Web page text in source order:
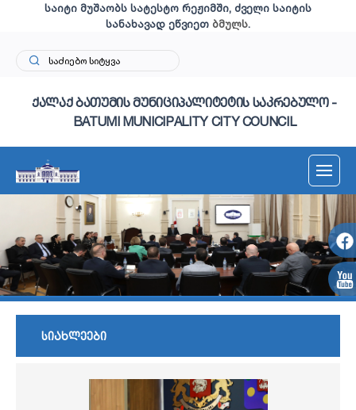
საიტი მუშაობს სატესტო რეჟიმში, ძველი საიტის
სანახავად ეწვიეთ ბმულს.
ქალაქ ბათუმის მუნიციპალიტეტის საკრებულო -
BATUMI MUNICIPALITY CITY COUNCIL
სიახლეები